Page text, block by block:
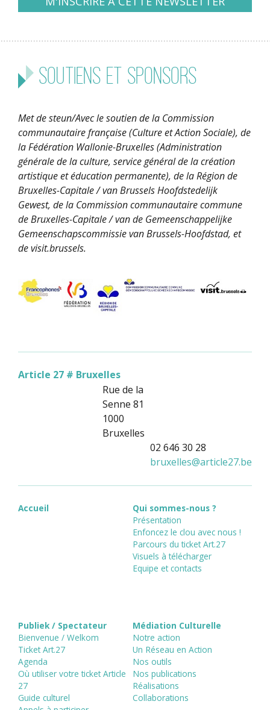
Soutiens et sponsors
Met de steun/Avec le soutien de la Commission
communautaire française (Culture et Action Sociale), de
la Fédération Wallonie-Bruxelles (Administration
générale de la culture, service général de la création
artistique et éducation permanente), de la Région de
Bruxelles-Capitale / van Brussels Hoofdstedelijk
Gewest, de la Commission communautaire commune
de Bruxelles-Capitale / van de Gemeenschappelijke
Gemeenschapscommissie van Brussels-Hoofdstad, et
de visit.brussels.
Article 27 # Bruxelles
Rue de la
Senne 81
1000
Bruxelles
02 646 30 28
bruxelles@article27.be
Accueil
Qui sommes-nous ?
Présentation
Enfoncez le clou avec nous !
Parcours du ticket Art.27
Visuels à télécharger
Equipe et contacts
Publiek / Spectateur
Bienvenue / Welkom
Ticket Art.27
Agenda
Où utiliser votre ticket Article
27
Guide culturel
Médiation Culturelle
Notre action
Un Réseau en Action
Nos outils
Nos publications
Réalisations
Collaborations